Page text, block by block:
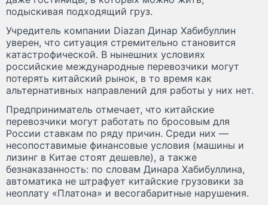
подыскивая подходящий груз.
Учредитель компании Diazan Динар Хабибуллин
уверен, что ситуация стремительно становится
катастрофической. В нынешних условиях
российские международные перевозчики могут
потерять китайский рынок, в то время как
альтернативных направлений для работы у них нет.
Предприниматель отмечает, что китайские
перевозчики могут работать по бросовым для
России ставкам по ряду причин. Среди них —
несопоставимые финансовые условия (машины и
лизинг в Китае стоят дешевле), а также
безнаказанность: по словам Динара Хабибуллина,
автоматика не штрафует китайские грузовики за
неоплату «Платона» и весогабаритные нарушения.